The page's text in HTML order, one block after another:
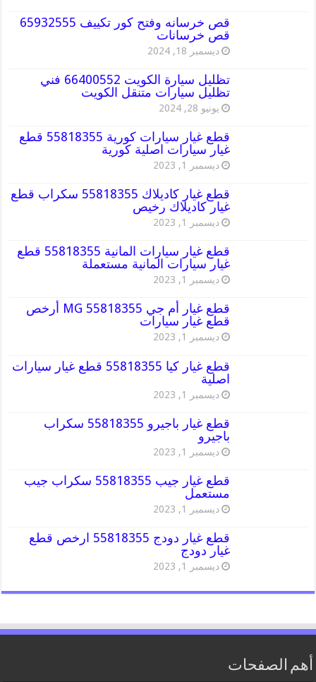
قص خرسانه وفتح كور تكييف 65932555
قص خرسانات
ديسمبر 18, 2024
تظليل سيارة الكويت 66400552 فني
تظليل سيارات متنقل الكويت
يونيو 28, 2024
قطع غيار سيارات كورية 55818355 قطع
غيار سيارات اصلية كورية
ديسمبر 1, 2023
قطع غيار كاديلاك 55818355 سكراب قطع
غيار كاديلاك رخيص
ديسمبر 1, 2023
قطع غيار سيارات المانية 55818355 قطع
غيار سيارات المانية مستعملة
ديسمبر 1, 2023
قطع غيار أم جي MG 55818355 أرخص
قطع غيار سيارات
ديسمبر 1, 2023
قطع غيار كيا 55818355 قطع غيار سيارات
اصلية
ديسمبر 1, 2023
قطع غيار باجيرو 55818355 سكراب
باجيرو
ديسمبر 1, 2023
قطع غيار جيب 55818355 سكراب جيب
مستعمل
ديسمبر 1, 2023
قطع غيار دودج 55818355 ارخص قطع
غيار دودج
ديسمبر 1, 2023
أهم الصفحات